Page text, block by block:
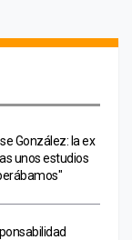
González: la ex
unos estudios